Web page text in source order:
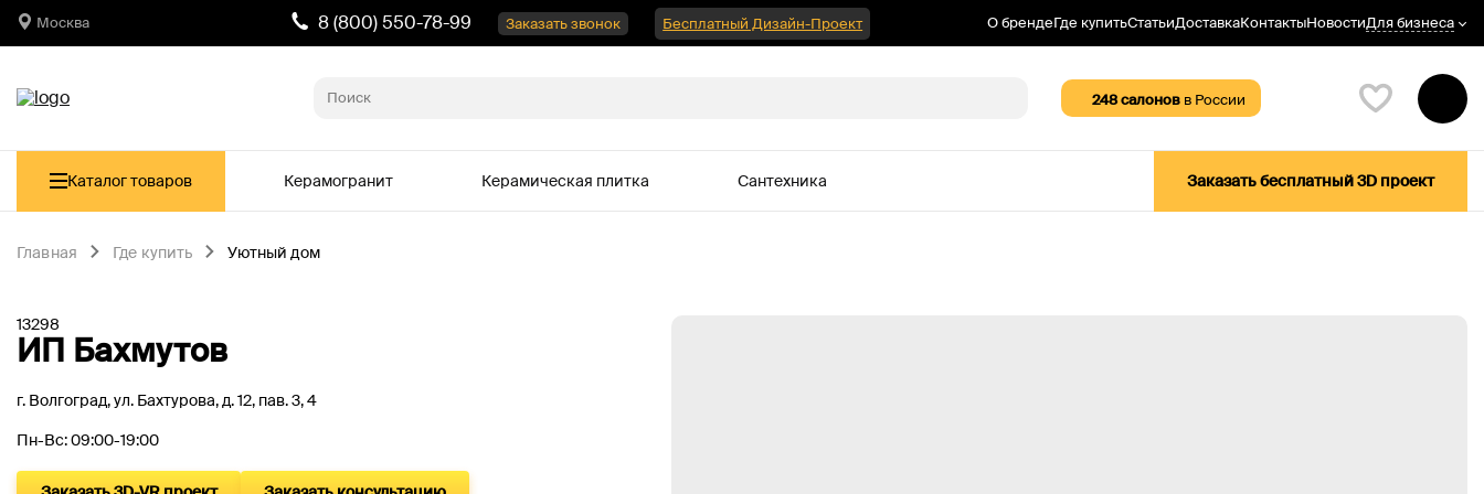
Москва 8 (800) 550-78-99 Заказать звонок Бесплатный Дизайн-Проект О брендеГде купитьСтатьиДоставкаКонтактыНовостиДля бизнеса
248салонов в России
Каталог товаров Керамогранит Керамическая плитка Сантехника Заказать бесплатный 3D проект
Главная Где купить Уютный дом
13298
ИП Бахмутов
г. Волгоград, ул. Бахтурова, д. 12, пав. 3, 4
Пн-Вс: 09:00-19:00